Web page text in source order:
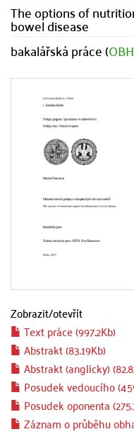
The options of
bowel disease
bakalářská práce (
Zobrazit/otevřít
Text práce (997.2Kb)
Abstrakt (83.19Kb)
Abstrakt (anglicky)
Posudek vedoucího
Posudek oponenta
Záznam o průběhu